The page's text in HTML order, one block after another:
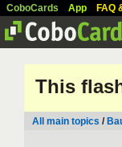
CoboCards App FAQ
This
All main topics /